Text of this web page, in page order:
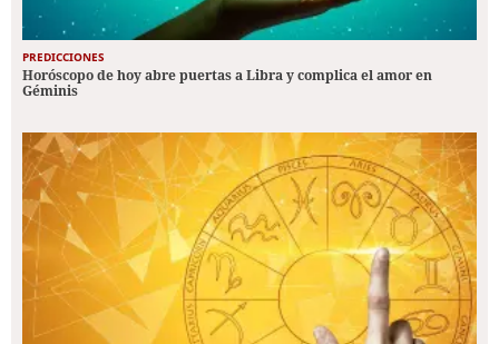
PREDICCIONES
Horóscopo de hoy abre puertas a Libra y complica el amor en
Géminis